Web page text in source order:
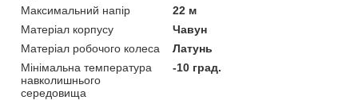
Максимальний напір
22 м
Матеріал корпусу
Чавун
Матеріал робочого колеса
Латунь
Мінімальна температура
навколишнього
середовища
-10 град.